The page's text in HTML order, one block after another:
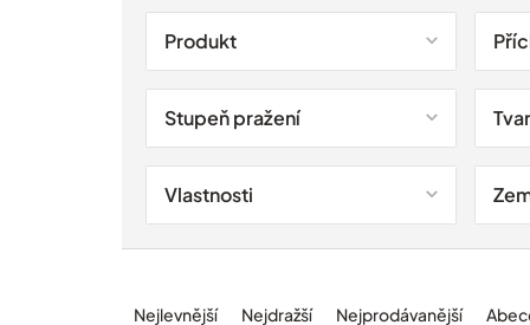
Nejlevnější Nejdražší Nejprodávanější
Produkt
Stupeň pražení Tvar
Vlastnosti